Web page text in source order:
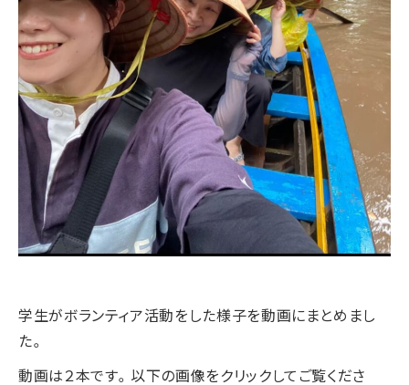
学生がボランティア活動をした様子を動画にまとめまし
た。
動画は２本です。以下の画像をクリックしてご覧くださ